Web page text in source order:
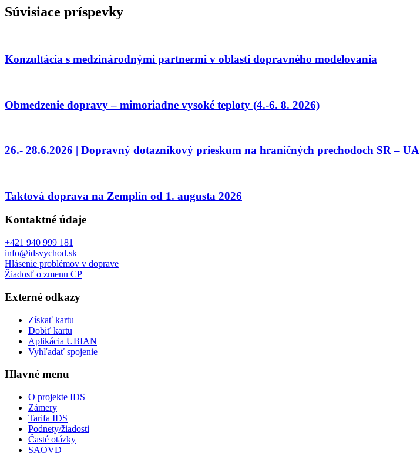
Súvisiace príspevky
Konzultácia s medzinárodnými partnermi v oblasti dopravného modelovania
Obmedzenie dopravy – mimoriadne vysoké teploty (4.-6. 8. 2026)
26.- 28.6.2026 | Dopravný dotazníkový prieskum na hraničných prechodoch SR – UA
Taktová doprava na Zemplín od 1. augusta 2026
Kontaktné údaje
+421 940 999 181
info@idsvychod.sk
Hlásenie problémov v doprave
Žiadosť o zmenu CP
Externé odkazy
Získať kartu
Dobiť kartu
Aplikácia UBIAN
Vyhľadať spojenie
Hlavné menu
O projekte IDS
Zámery
Tarifa IDS
Podnety/žiadosti
Časté otázky
SAOVD